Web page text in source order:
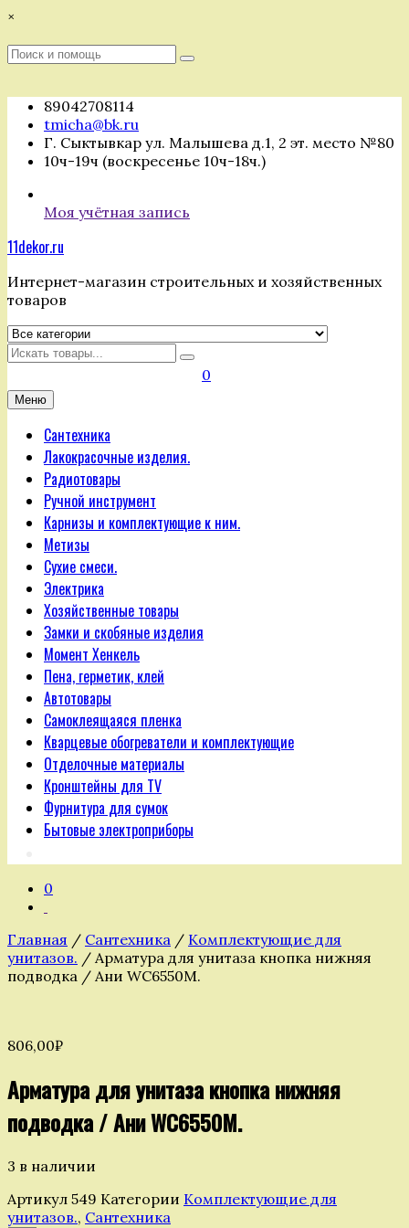
Перейти
содержимому
×
Поиск
Поиск
89042708114
tmicha@bk.ru
Г. Сыктывкар ул. Малышева д.1, 2 эт. место №80
10ч-19ч (воскресенье 10ч-18ч.)
Моя учётная запись
11dekor.ru
Интернет-магазин строительных и хозяйственных
товаров
Искать
0
Меню
Сантехника
Лакокрасочные изделия.
Радиотовары
Ручной инструмент
Карнизы и комплектующие к ним.
Метизы
Сухие смеси.
Электрика
Хозяйственные товары
Замки и скобяные изделия
Момент Хенкель
Пена, герметик, клей
Автотовары
Самоклеящаяся пленка
Кварцевые обогреватели и комплектующие
Отделочные материалы
Кронштейны для TV
Фурнитура для сумок
Бытовые электроприборы
0
Главная / Сантехника / Комплектующие для
унитазов. / Арматура для унитаза кнопка нижняя
подводка / Ани WC6550M.
806,00₽
Арматура для унитаза кнопка нижняя
подводка / Ани WC6550M.
3 в наличии
Артикул 549 Категории Комплектующие для
унитазов., Сантехника